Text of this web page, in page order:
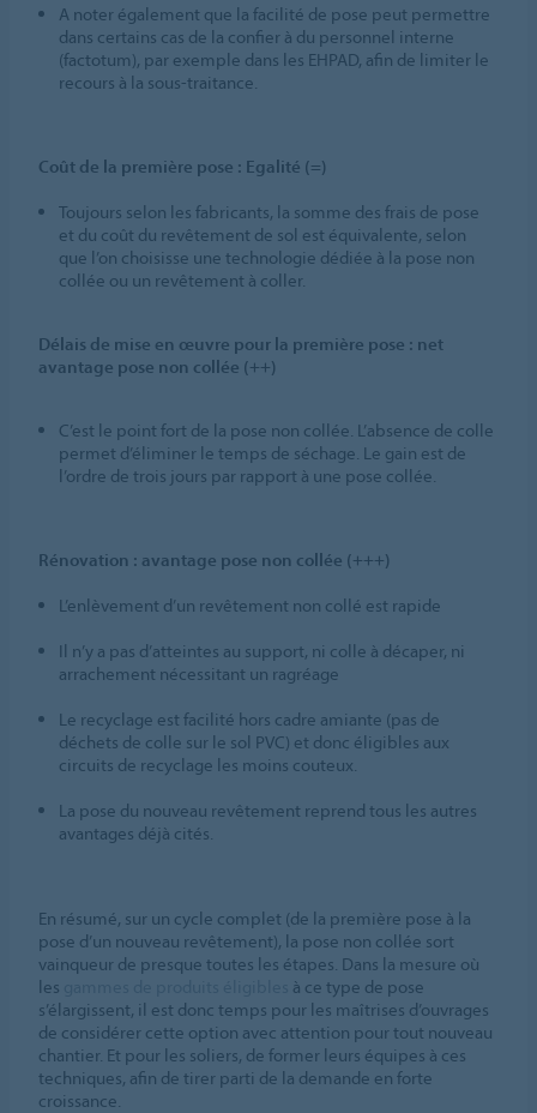
A noter également que la facilité de pose peut permettre
dans certains cas de la confier à du personnel interne
(factotum), par exemple dans les EHPAD, afin de limiter le
recours à la sous-traitance.
Coût de la première pose : Egalité (=)
Toujours selon les fabricants, la somme des frais de pose
et du coût du revêtement de sol est équivalente, selon
que l’on choisisse une technologie dédiée à la pose non
collée ou un revêtement à coller.
Délais de mise en œuvre pour la première pose : net
avantage pose non collée (++)
C’est le point fort de la pose non collée. L’absence de colle
permet d’éliminer le temps de séchage. Le gain est de
l’ordre de trois jours par rapport à une pose collée.
Rénovation : avantage pose non collée (+++)
L’enlèvement d’un revêtement non collé est rapide
Il n’y a pas d’atteintes au support, ni colle à décaper, ni
arrachement nécessitant un ragréage
Le recyclage est facilité hors cadre amiante (pas de
déchets de colle sur le sol PVC) et donc éligibles aux
circuits de recyclage les moins couteux.
La pose du nouveau revêtement reprend tous les autres
avantages déjà cités.
En résumé, sur un cycle complet (de la première pose à la
pose d’un nouveau revêtement), la pose non collée sort
vainqueur de presque toutes les étapes. Dans la mesure où
les
à ce type de pose
s’élargissent, il est donc temps pour les maîtrises d’ouvrages
de considérer cette option avec attention pour tout nouveau
chantier. Et pour les soliers, de former leurs équipes à ces
techniques, afin de tirer parti de la demande en forte
croissance.